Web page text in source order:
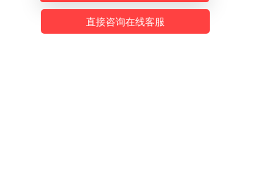
直接咨询在线客服